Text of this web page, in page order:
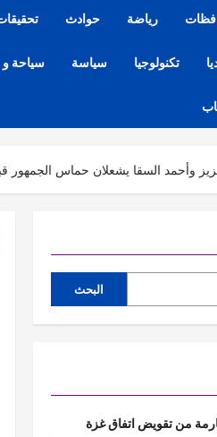
رياضة حوادث
تكنولوجيا سياسة سياحة
وأحمد السقا يشعلان حماس
البحث
من تقويض اتفاق غزة